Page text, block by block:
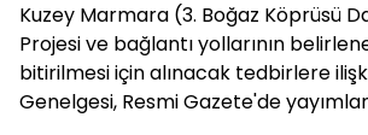
Kuzey Marmara (3. Boğaz Köprüsü
Projesi ve bağlantı yollarının
bitirilmesi için alınacak tedbirlere
Genelgesi, Resmi Gazete'de